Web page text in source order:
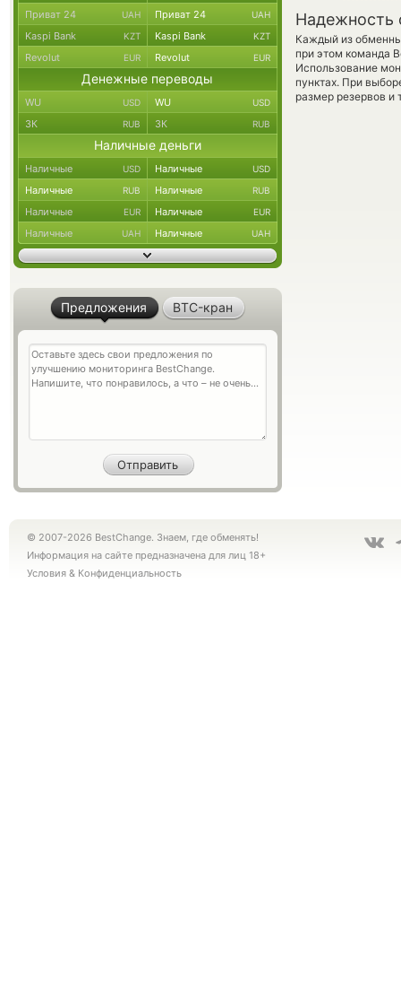
Надежность
Каждый из
при этом команда
Использование
пунктах. При
размер резервов и
Приват 24 UAH Приват 24 UAH
Kaspi Bank KZT Kaspi Bank KZT
Revolut EUR Revolut EUR
Денежные переводы
WU USD WU USD
ЗК RUB ЗК RUB
Наличные деньги
Наличные USD Наличные USD
Наличные RUB Наличные RUB
Наличные EUR Наличные EUR
Наличные UAH Наличные UAH
Предложения BTC-кран
© 2007-2026 BestChange. Знаем, где обменять!
Информация на сайте предназначена для лиц 18+
Условия & Конфиденциальность